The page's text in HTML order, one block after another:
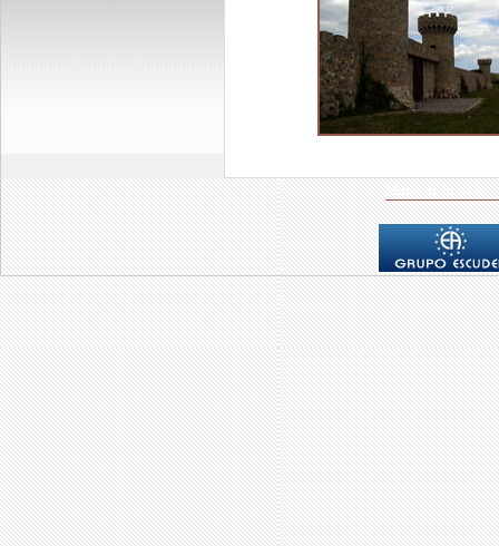
Mapa de la web